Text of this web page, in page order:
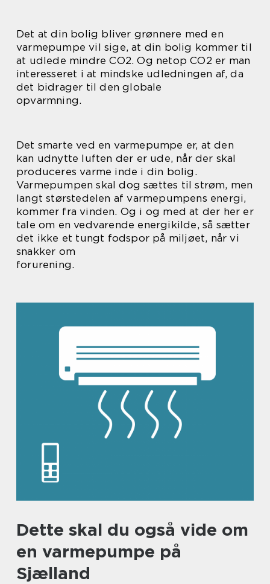
Det at din bolig bliver grønnere med en
varmepumpe vil sige, at din bolig kommer til
at udlede mindre CO2. Og netop CO2 er man
interesseret i at mindske udledningen af, da
det bidrager til den globale
opvarmning.
Det smarte ved en varmepumpe er, at den
kan udnytte luften der er ude, når der skal
produceres varme inde i din bolig.
Varmepumpen skal dog sættes til strøm, men
langt størstedelen af varmepumpens energi,
kommer fra vinden. Og i og med at der her er
tale om en vedvarende energikilde, så sætter
det ikke et tungt fodspor på miljøet, når vi
snakker om
forurening.
Dette skal du også vide om
en varmepumpe på
Sjælland